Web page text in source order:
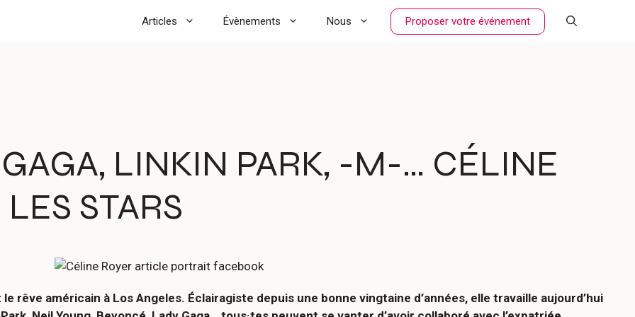
Articles Évènements Nous Proposer votre événement
LINKIN PARK, -M-… CÉLINE
STARS
rêve américain à Los Angeles. Éclairagiste depuis une bonne vingtaine d’années, elle travaille aujourd’hui